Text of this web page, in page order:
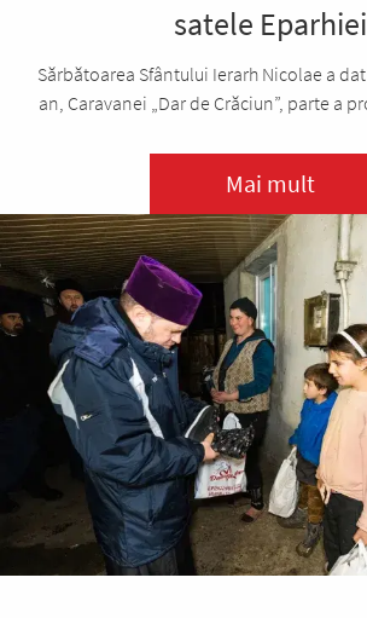
satele Eparhiei
Sărbătoarea Sfântului Ierarh Nicolae a
an, Caravanei „Dar de Crăciun”, parte a
Mai mult